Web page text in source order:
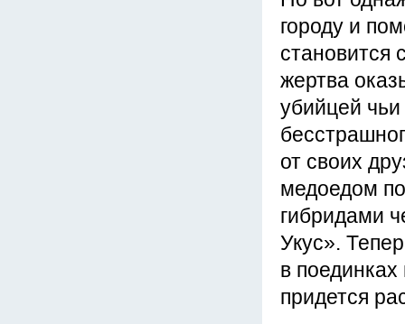
городу и
становится
жертва
убийцей
от своих
медоедом
гибридами
Укус».
в поединках
придется